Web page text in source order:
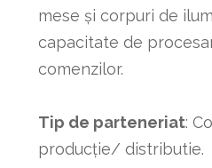
mese și corpuri de
capacitate de
comenzilor.
Tip de parteneriat:
producție/ distributie.